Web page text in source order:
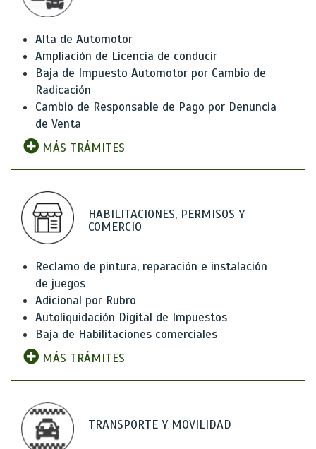
Alta de Automotor
Ampliación de Licencia de conducir
Baja de Impuesto Automotor por Cambio de
Radicación
Cambio de Responsable de Pago por Denuncia
de Venta
MÁS TRÁMITES
HABILITACIONES, PERMISOS Y
COMERCIO
Reclamo de pintura, reparación e instalación
de juegos
Adicional por Rubro
Autoliquidación Digital de Impuestos
Baja de Habilitaciones comerciales
MÁS TRÁMITES
TRANSPORTE Y MOVILIDAD